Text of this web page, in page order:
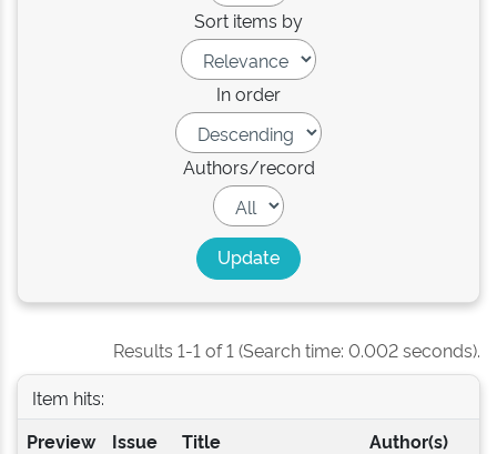
Sort items by
In order
Authors/record
Results 1-1 of 1 (Search time: 0.002 seconds).
Item hits:
Preview
Issue
Title Author(s)